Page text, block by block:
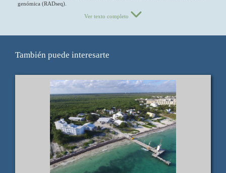
genómica (RADseq).
Ver texto completo
También puede interesarte